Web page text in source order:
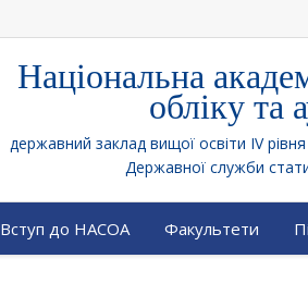
Національна
обліку та
державний заклад вищої освіти IV рівня
Державної служби
Вступ до НАСОА Факультети